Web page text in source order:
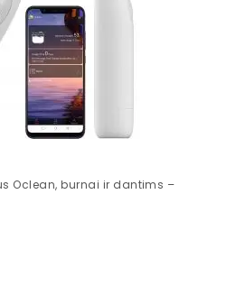
Oclean, burnai ir dantims –